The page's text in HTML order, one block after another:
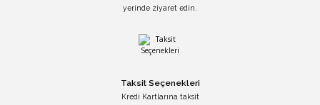
yerinde ziyaret edin.
Taksit Seçenekleri
Kredi Kartlarına taksit